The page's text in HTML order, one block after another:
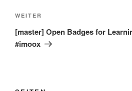
Nächster
Beitrag
WEITER
[master] Open Badges for
#imoox